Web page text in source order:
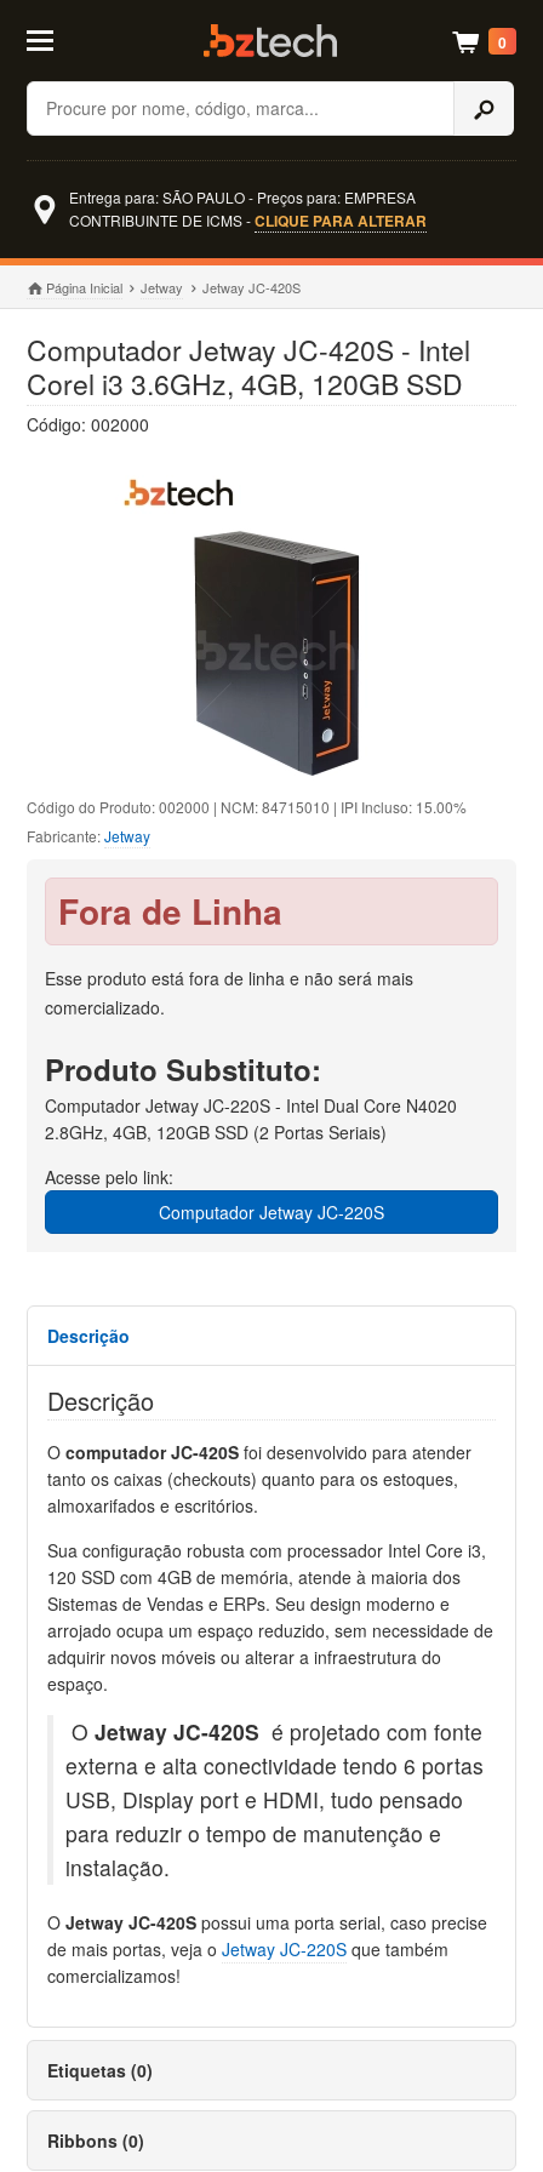
Buscar
0
Entrega para: SÃO PAULO - Preços para: EMPRESA
CONTRIBUINTE DE ICMS -CLIQUE PARA ALTERAR
Página Inicial Jetway Jetway JC-420S
Computador Jetway JC-420S - Intel
Corel i3 3.6GHz, 4GB, 120GB SSD
Código: 002000
Código do Produto: 002000 | NCM: 84715010 | IPI Incluso: 15.00%
Fabricante:Jetway
Fora de Linha
Esse produto está fora de linha e não será mais
comercializado.
Produto Substituto:
Computador Jetway JC-220S - Intel Dual Core N4020
2.8GHz, 4GB, 120GB SSD (2 Portas Seriais)
Acesse pelo link:
Computador Jetway JC-220S
Descrição
Descrição
Ocomputador JC-420S foi desenvolvido para atender
tanto os caixas (checkouts) quanto para os estoques,
almoxarifados e escritórios.
Sua configuração robusta com processador Intel Core i3,
120 SSD com 4GB de memória, atende à maioria dos
Sistemas de Vendas e ERPs. Seu design moderno e
arrojado ocupa um espaço reduzido, sem necessidade de
adquirir novos móveis ou alterar a infraestrutura do
espaço.
OJetway JC-420S é projetado com fonte
externa e alta conectividade tendo 6 portas
USB, Display port e HDMI, tudo pensado
para reduzir o tempo de manutenção e
instalação.
OJetway JC-420S possui uma porta serial, caso precise
de mais portas, veja oJetway JC-220S que também
comercializamos!
Etiquetas (0)
Ribbons (0)